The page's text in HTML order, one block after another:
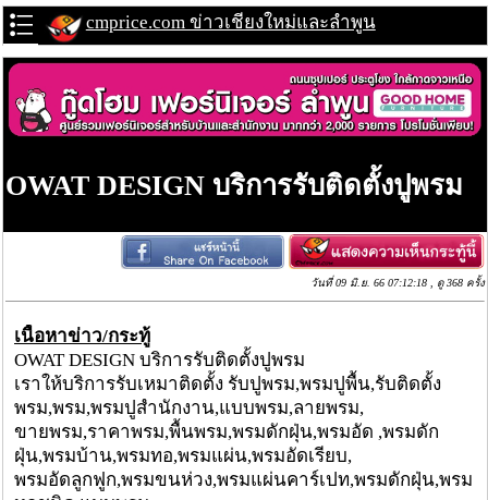
cmprice.com ข่าวเชียงใหม่และลำพูน
OWAT DESIGN บริการรับติดตั้งปูพรม
วันที่ 09 มิ.ย. 66 07:12:18 , ดู 368 ครั้ง
เนื้อหาข่าว/กระทู้
OWAT DESIGN บริการรับติดตั้งปูพรม
เราให้บริการรับเหมาติดตั้ง รับปูพรม,พรมปูพื้น,รับติดตั้ง
พรม,พรม,พรมปูสำนักงาน,แบบพรม,ลายพรม,
ขายพรม,ราคาพรม,พื้นพรม,พรมดักฝุ่น,พรมอัด ,พรมดัก
ฝุ่น,พรมบ้าน,พรมทอ,พรมแผ่น,พรมอัดเรียบ,
พรมอัดลูกฟูก,พรมขนห่วง,พรมแผ่นคาร์เปท,พรมดักฝุ่น,พรม